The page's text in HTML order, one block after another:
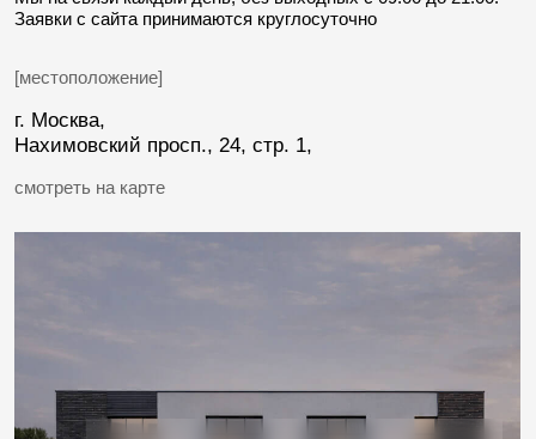
[НАВИГАЦИЯ]
ИНН 503229423750
[адрес]
г. Москва, Нахимовский просп., 24, стр. 1
Архитектура
Строительство
Инженерные сети
Контакты
О бюро